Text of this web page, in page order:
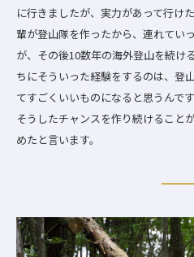
に行きましたが、実力があって行け
輩が登山隊を作ったから、連れてい
が、その後10数年の海外登山を続け
ちにそういった経験をするのは、登
てすごくいいものになると思うんです
そうしたチャンスを作り続けること
めたと言います。